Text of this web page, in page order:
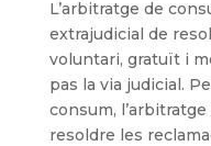
L’arbitratge de
extrajudicial de
voluntari, gratuït i
pas la via judicial.
consum,
resoldre les